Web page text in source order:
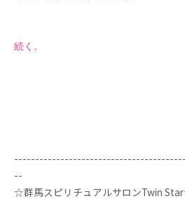
続く。
--
☆群馬スピリチュアルサロンTwin